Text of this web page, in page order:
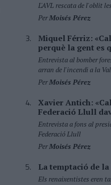
L'AVL rescata de l'oblit
PerMoisés Pérez
Miquel Férriz:
perquè la gent es
Entrevista al bomber
arran de l'incendi a la
PerMoisés Pérez
Xavier Antich:
Federació Llull
Entrevista a fons al
Federació Llull
PerMoisés Pérez
La temptació de
Els renaixentistes eren